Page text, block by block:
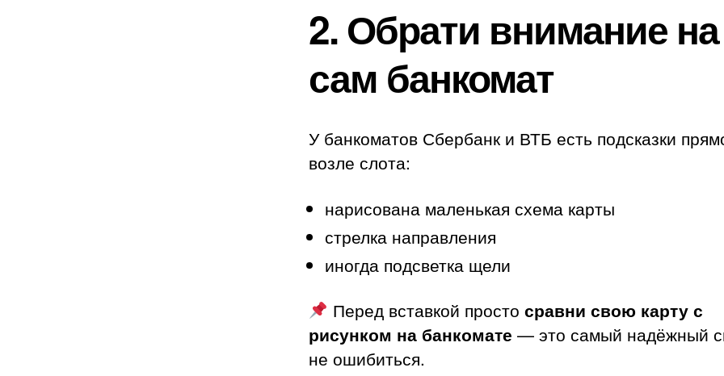
2. Обрати внимание на
сам банкомат
У банкоматов Сбербанк и ВТБ есть подсказки
возле слота:
нарисована маленькая схема карты
стрелка направления
иногда подсветка щели
Перед вставкой просто сравни свою карту с
рисунком на банкомате — это самый надёжный
не ошибиться.